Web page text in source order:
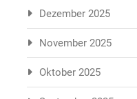
Dezember 2025
November 2025
Oktober 2025